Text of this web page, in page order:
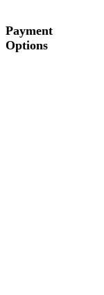
Payment
Options